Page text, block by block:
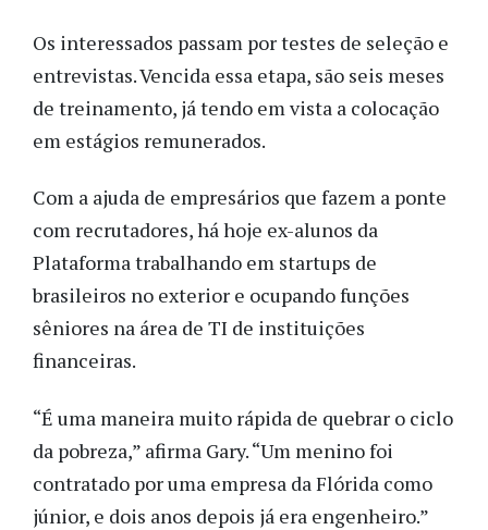
Os interessados passam por testes de seleção e
entrevistas. Vencida essa etapa, são seis meses
de treinamento, já tendo em vista a colocação
em estágios remunerados.
Com a ajuda de empresários que fazem a ponte
com recrutadores, há hoje ex-alunos da
Plataforma trabalhando em startups de
brasileiros no exterior e ocupando funções
sêniores na área de TI de instituições
financeiras.
“É uma maneira muito rápida de quebrar o ciclo
da pobreza,” afirma Gary. “Um menino foi
contratado por uma empresa da Flórida como
júnior, e dois anos depois já era engenheiro.”